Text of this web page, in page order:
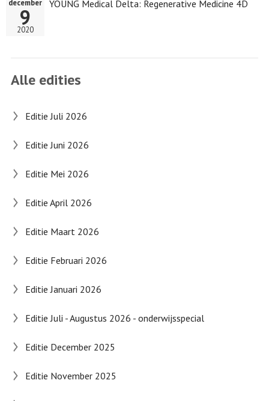
YOUNG Medical Delta: Regenerative Medicine 4D
december
9
2020
Alle edities
Editie Juli 2026
Editie Juni 2026
Editie Mei 2026
Editie April 2026
Editie Maart 2026
Editie Februari 2026
Editie Januari 2026
Editie Juli - Augustus 2026 - onderwijsspecial
Editie December 2025
Editie November 2025